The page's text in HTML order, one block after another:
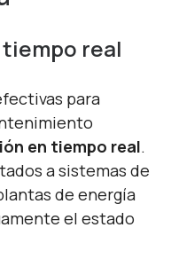
real
para
en tiempo real.
a sistemas de
de energía
el estado